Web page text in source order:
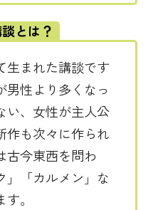
とは？
生まれた講談です
男性より多くなっ
い、女性が主人公
作も次々に作られ
古今東西を問わ
」「カルメン」な
。